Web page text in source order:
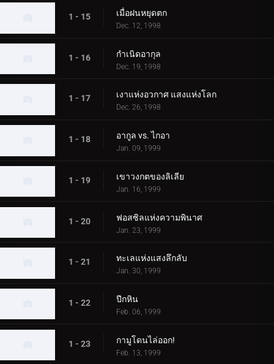
1 - 15 เมื่อฝนหยุดตก
Dec. 12, 1998
1 - 16 กำเนิดอากุล
Dec. 19, 1998
1 - 17 เงาแห่งอวกาศ แสงแห่งโลก
Dec. 26, 1998
1 - 18 อากูล vs. ไกอา
Jan. 09, 1999
1 - 19 เขาวงกตของลิเลีย
Jan. 16, 1999
1 - 20 ฟอสซิลแห่งความพินาศ
Jan. 23, 1999
1 - 21 ทะเลแห่งแสงลึกลับ
Jan. 30, 1999
1 - 22 ปีกหิน
Feb. 06, 1999
1 - 23 กามูโดนไล่ออก!
Feb. 13, 1999